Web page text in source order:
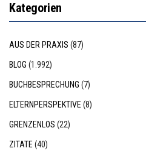
Kategorien
AUS DER PRAXIS (87)
BLOG (1.992)
BUCHBESPRECHUNG (7)
ELTERNPERSPEKTIVE(8)
GRENZENLOS (22)
ZITATE(40)